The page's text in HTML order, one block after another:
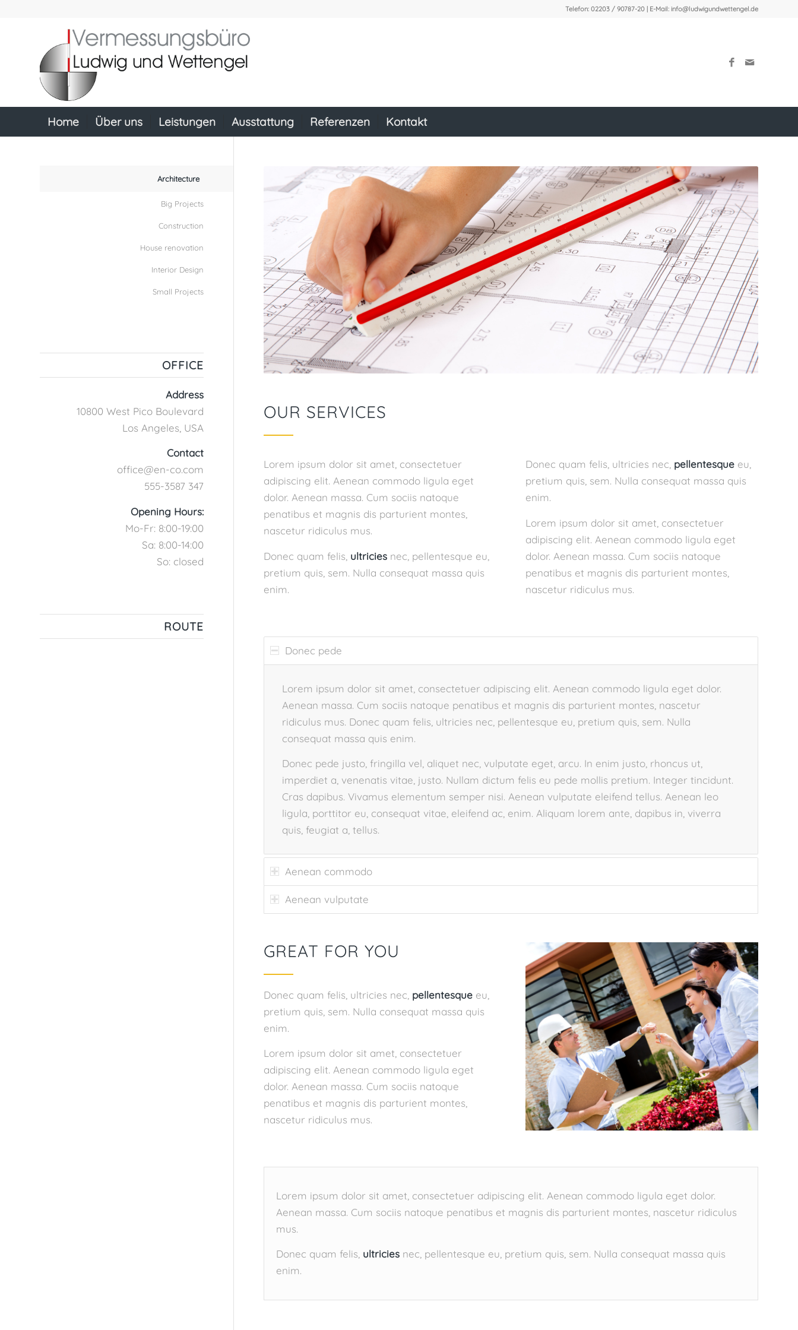
Telefon: 02203 / 90787-20 | E-Mail: info@ludwigundwettengel.de
Home Über uns Leistungen Ausstattung Referenzen Kontakt
OUR SERVICES
Lorem ipsum dolor sit amet, consectetuer
adipiscing elit. Aenean commodo ligula eget
dolor. Aenean massa. Cum sociis natoque
penatibus et magnis dis parturient montes,
nascetur ridiculus mus.
Donec quam felis, ultriciesnec, pellentesque eu,
pretium quis, sem. Nulla consequat massa quis
enim.
Donec quam felis, ultricies nec, pellentesque eu,
pretium quis, sem. Nulla consequat massa quis
enim.
Lorem ipsum dolor sit amet, consectetuer
adipiscing elit. Aenean commodo ligula eget
dolor. Aenean massa. Cum sociis natoque
penatibus et magnis dis parturient montes,
nascetur ridiculus mus.
Donec pede
Lorem ipsum dolor sit amet, consectetuer adipiscing elit. Aenean commodo ligula eget dolor.
Aenean massa. Cum sociis natoque penatibus et magnis dis parturient montes, nascetur
ridiculus mus. Donec quam felis, ultricies nec, pellentesque eu, pretium quis, sem. Nulla
consequat massa quis enim.
Donec pede justo, fringilla vel, aliquet nec, vulputate eget, arcu. In enim justo, rhoncus ut,
imperdiet a, venenatis vitae, justo. Nullam dictum felis eu pede mollis pretium. Integer tincidunt.
Cras dapibus. Vivamus elementum semper nisi. Aenean vulputate eleifend tellus. Aenean leo
ligula, porttitor eu, consequat vitae, eleifend ac, enim. Aliquam lorem ante, dapibus in, viverra
quis, feugiat a, tellus.
Aenean commodo
Aenean vulputate
GREAT FOR YOU
Donec quam felis, ultricies nec, pellentesqueeu,
pretium quis, sem. Nulla consequat massa quis
enim.
Lorem ipsum dolor sit amet, consectetuer
adipiscing elit. Aenean commodo ligula eget
dolor. Aenean massa. Cum sociis natoque
penatibus et magnis dis parturient montes,
nascetur ridiculus mus.
Lorem ipsum dolor sit amet, consectetuer adipiscing elit. Aenean commodo ligula eget dolor.
Aenean massa. Cum sociis natoque penatibus et magnis dis parturient montes, nascetur ridiculus
mus.
Donec quam felis, ultriciesnec, pellentesque eu, pretium quis, sem. Nulla consequat massa quis
enim.
Architecture
Big Projects
Construction
House renovation
Interior Design
Small Projects
OFFICE
Address
10800 West Pico Boulevard
Los Angeles, USA
Contact
office@en-co.com
555-3587 347
Opening Hours:
Mo-Fr: 8:00-19:00
Sa: 8:00-14:00
So: closed
ROUTE